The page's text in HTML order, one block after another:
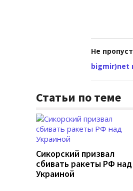
Не
bigmir)net
Статьи по теме
Сикорский призвал
сбивать ракеты РФ над
Украиной